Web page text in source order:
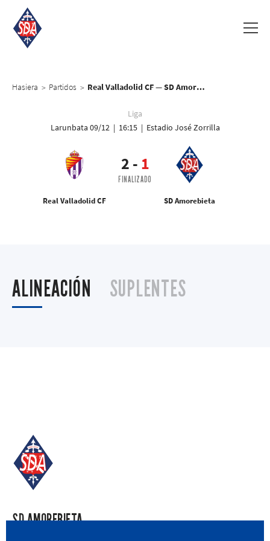
Hasiera > Partidos > Real Valladolid CF — SD Amorebieta
Liga
Larunbata 09/12 | 16:15 | Estadio José Zorrilla
SD Amorebieta
1
-
2
FINALIZADO
Real Valladolid CF
ALINEACIÓN SUPLENTES
SD AMOREBIETA